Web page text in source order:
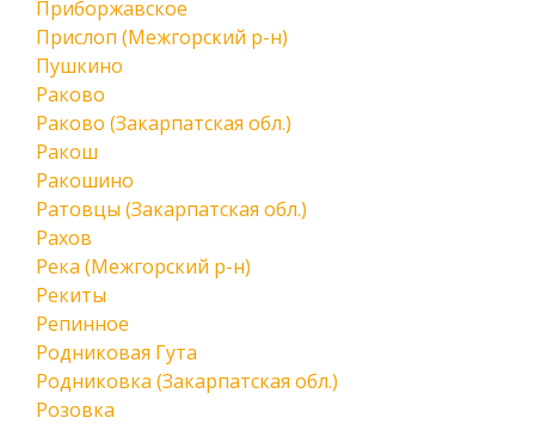
Приборжавское
Прислоп (Межгорский р-н)
Пушкино
Раково
Раково (Закарпатская обл.)
Ракош
Ракошино
Ратовцы (Закарпатская обл.)
Рахов
Река (Межгорский р-н)
Рекиты
Репинное
Родниковая Гута
Родниковка (Закарпатская обл.)
Розовка